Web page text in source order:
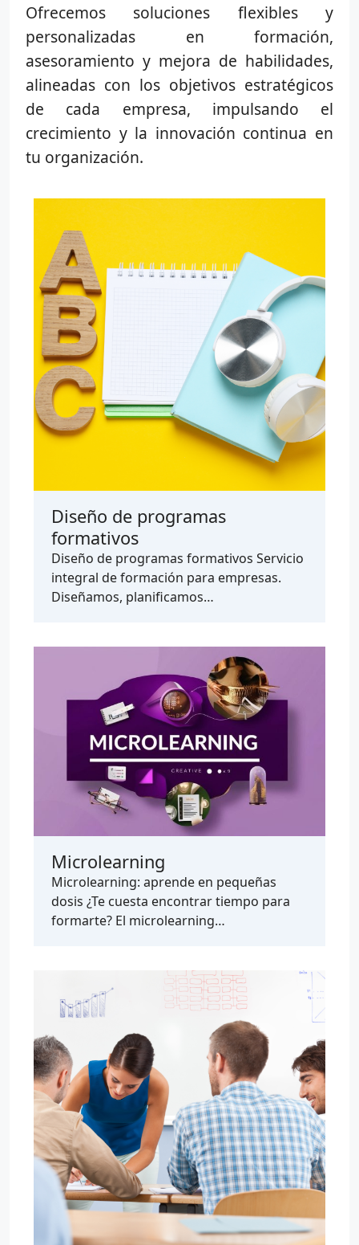
Ofrecemos soluciones flexibles y
personalizadas en formación,
asesoramiento y mejora de habilidades,
alineadas con los objetivos estratégicos
de cada empresa, impulsando el
crecimiento y la innovación continua en
tu organización.
Diseño de programas
formativos
Diseño de programas formativos Servicio
integral de formación para empresas.
Diseñamos, planificamos…
Microlearning
Microlearning: aprende en pequeñas
dosis ¿Te cuesta encontrar tiempo para
formarte? El microlearning…